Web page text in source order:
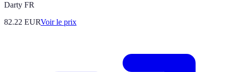
Darty FR
82.22 EURVoir le prix